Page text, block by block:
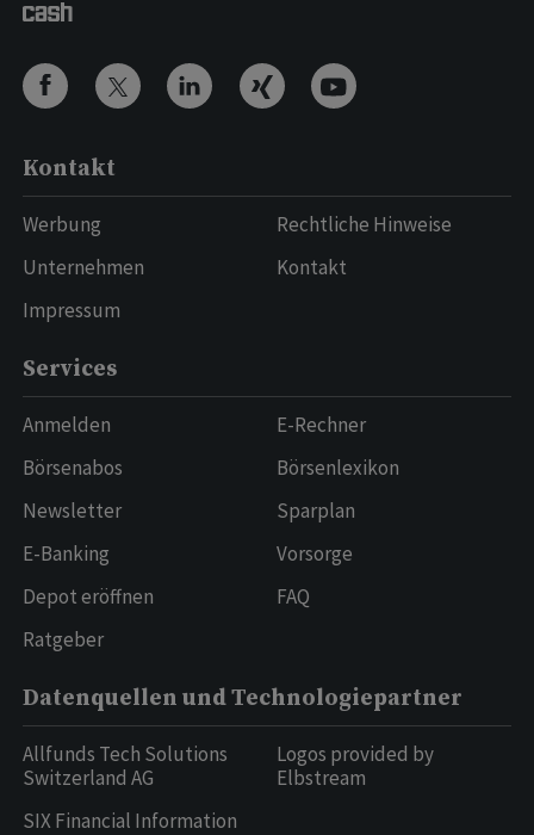
Kontakt
Werbung
Unternehmen
Impressum
Rechtliche Hinweise
Kontakt
Services
Anmelden
Börsenabos
Newsletter
E-Banking
Depot eröffnen
Ratgeber
E-Rechner
Börsenlexikon
Sparplan
Vorsorge
FAQ
Datenquellen und Technologiepartner
Allfunds Tech Solutions
Switzerland AG
SIX Financial Information
Logos provided by
Elbstream